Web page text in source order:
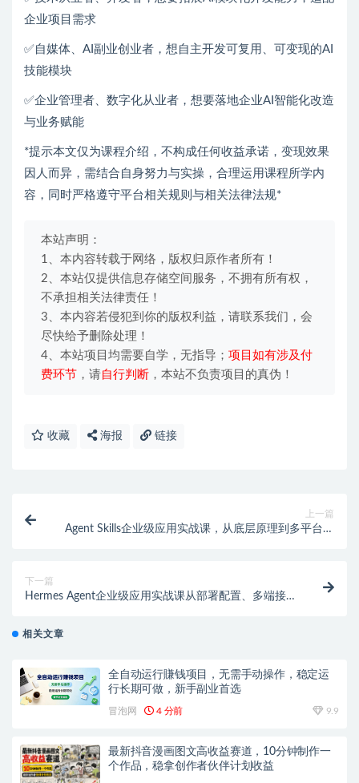
企业项目需求
✅自媒体、AI副业创业者，想自主开发可复用、可变现的AI
技能模块
✅企业管理者、数字化从业者，想要落地企业AI智能化改造
与业务赋能
*提示本文仅为课程介绍，不构成任何收益承诺，变现效果
因人而异，需结合自身努力与实操，合理运用课程所学内
容，同时严格遵守平台相关规则与相关法律法规*
本站声明：
1、本内容转载于网络，版权归原作者所有！
2、本站仅提供信息存储空间服务，不拥有所有权，
不承担相关法律责任！
3、本内容若侵犯到你的版权利益，请联系我们，会
尽快给予删除处理！
4、本站项目均需要自学，无指导； 项目如有涉及付
费环节 ，请自行判断 ，本站不负责项目的真伪！
收藏 海报 链接
上一篇
Agent Skills企业级应用实战课，从底层原理到多平台部
下一篇
Hermes Agent企业级应用实战课从部署配置、多端接入
相关文章
全自动运行賺钱项目，无需手动操作，稳定运
行长期可做，新手副业首选
冒泡网 4 分前 9.9
最新抖音漫画图文高收益赛道，10分钟制作一
个作品，稳拿创作者伙伴计划收益